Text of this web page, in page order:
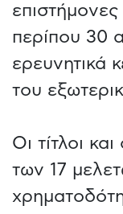
περίπου 30
ερευνητικά
του
Οι τίτλοι
των 17